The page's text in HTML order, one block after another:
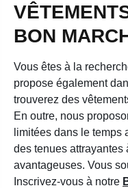
BON
Vous êtes à la
propose également
trouverez des
En outre, nous
limitées dans le temps
des tenues
avantageuses. Vous
Inscrivez-vous à notre